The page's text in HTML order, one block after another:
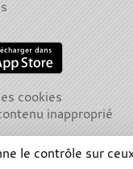
cookies
inapproprié
le contrôle sur